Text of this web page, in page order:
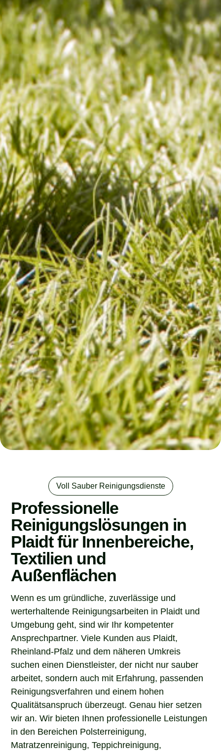
Voll Sauber Reinigungsdienste
Professionelle
Reinigungslösungen in
Plaidt für Innenbereiche,
Textilien und
Außenflächen
Wenn es um gründliche, zuverlässige und
werterhaltende Reinigungsarbeiten in Plaidt und
Umgebung geht, sind wir Ihr kompetenter
Ansprechpartner. Viele Kunden aus Plaidt,
Rheinland-Pfalz und dem näheren Umkreis
suchen einen Dienstleister, der nicht nur sauber
arbeitet, sondern auch mit Erfahrung, passenden
Reinigungsverfahren und einem hohen
Qualitätsanspruch überzeugt. Genau hier setzen
wir an. Wir bieten Ihnen professionelle Leistungen
in den Bereichen Polsterreinigung,
Matratzenreinigung, Teppichreinigung,